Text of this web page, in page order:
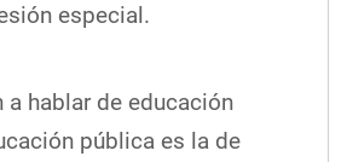
especial.
a hablar de educación
pública es la de